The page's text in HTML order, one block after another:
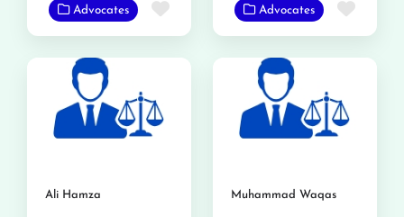
Advocates Favorite Advocates
Ali Hamza Muhammad Waqas